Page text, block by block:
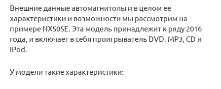
Внешние данные автомагнитолы и в целом ее
характеристики и возможности мы рассмотрим на
примере NX505E. Эта модель принадлежит к ряду 2016
года, и включает в себя проигрыватель DVD, MP3, CD и
iPod.
У модели такие характеристики: